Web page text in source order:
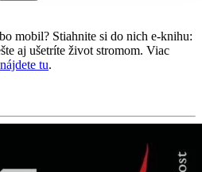
mobil? Stiahnite si do nich e-knihu:
aj ušetríte život stromom. Viac
nájdete tu.